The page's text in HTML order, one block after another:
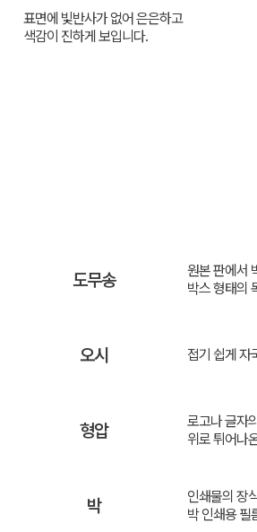
표면에 빛반사가 없어 은은하고
색감이 진하게 보입니다.
도무송
원본 판에서
박스 형태의
오시 접기 쉽게 자
형압
로고나 글자
위로 튀어나
박
인쇄물의 장
박 인쇄용 필